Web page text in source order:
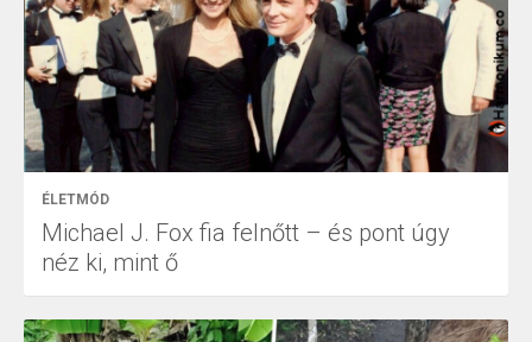
ÉLETMÓD
Michael J. Fox fia felnőtt – és pont úgy
néz ki, mint ő